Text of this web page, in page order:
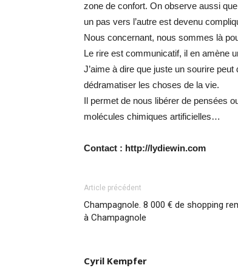
zone de confort. On observe aussi
un pas vers l’autre est devenu
Nous concernant, nous sommes là
Le rire est communicatif, il en amène
J’aime à dire que juste un sourire
dédramatiser les choses de la vie.
Il permet de nous libérer de pensées
molécules chimiques artificielles…
Contact : http://lydiewin.com
Article précédent
Champagnole. 8 000 € de shopping
à Champagnole
Cyril Kempfer